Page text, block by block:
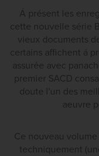
Á présent les
cette nouvelle série
vieux documents
certains affichent á
assurée avec
premier SACD
doute l'un des
aeuvre
Ce nouveau
techniquement